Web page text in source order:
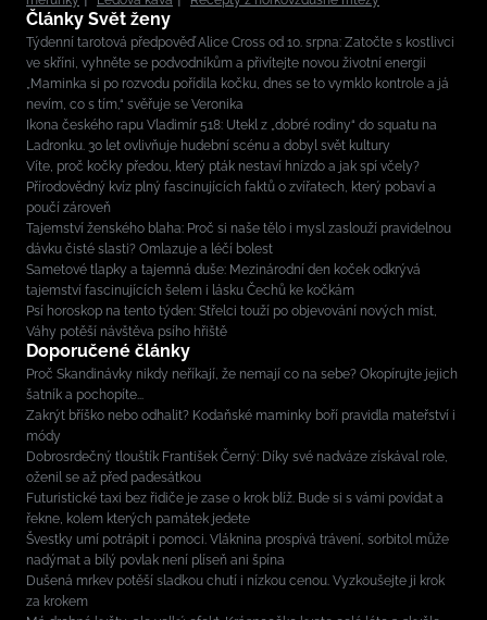
Články Svět ženy
Týdenní tarotová předpověď Alice Cross od 10. srpna: Zatočte s kostlivci
ve skříni, vyhněte se podvodníkům a přivítejte novou životní energii
„Maminka si po rozvodu pořídila kočku, dnes se to vymklo kontrole a já
nevím, co s tím,“ svěřuje se Veronika
Ikona českého rapu Vladimír 518: Utekl z „dobré rodiny“ do squatu na
Ladronku. 30 let ovlivňuje hudební scénu a dobyl svět kultury
Víte, proč kočky předou, který pták nestaví hnízdo a jak spí včely?
Přírodovědný kvíz plný fascinujících faktů o zvířatech, který pobaví a
poučí zároveň
Tajemství ženského blaha: Proč si naše tělo i mysl zaslouží pravidelnou
dávku čisté slasti? Omlazuje a léčí bolest
Sametové tlapky a tajemná duše: Mezinárodní den koček odkrývá
tajemství fascinujících šelem i lásku Čechů ke kočkám
Psí horoskop na tento týden: Střelci touží po objevování nových míst,
Váhy potěší návštěva psího hřiště
Doporučené články
Proč Skandinávky nikdy neříkají, že nemají co na sebe? Okopírujte jejich
šatník a pochopíte...
Zakrýt bříško nebo odhalit? Kodaňské maminky boří pravidla mateřství i
módy
Dobrosrdečný tlouštík František Černý: Díky své nadváze získával role,
oženil se až před padesátkou
Futuristické taxi bez řidiče je zase o krok blíž. Bude si s vámi povídat a
řekne, kolem kterých památek jedete
Švestky umí potrápit i pomoci. Vláknina prospívá trávení, sorbitol může
nadýmat a bílý povlak není plíseň ani špína
Dušená mrkev potěší sladkou chutí i nízkou cenou. Vyzkoušejte ji krok
za krokem